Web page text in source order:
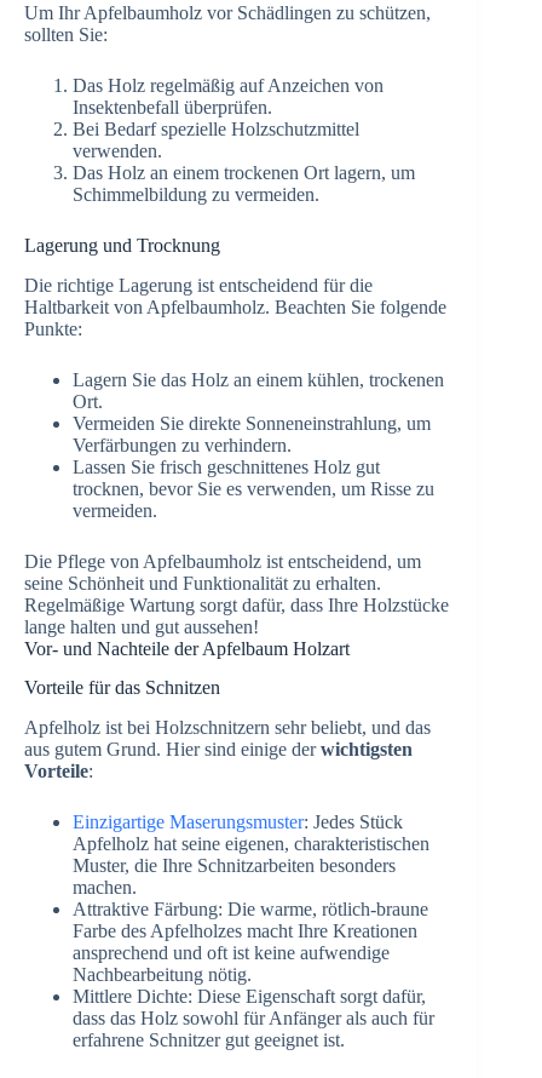
Um Ihr Apfelbaumholz vor Schädlingen zu schützen,
sollten Sie:
Das Holz regelmäßig auf Anzeichen von
Insektenbefall überprüfen.
Bei Bedarf spezielle Holzschutzmittel
verwenden.
Das Holz an einem trockenen Ort lagern, um
Schimmelbildung zu vermeiden.
Lagerung und Trocknung
Die richtige Lagerung ist entscheidend für die
Haltbarkeit von Apfelbaumholz. Beachten Sie folgende
Punkte:
Lagern Sie das Holz an einem kühlen, trockenen
Ort.
Vermeiden Sie direkte Sonneneinstrahlung, um
Verfärbungen zu verhindern.
Lassen Sie frisch geschnittenes Holz gut
trocknen, bevor Sie es verwenden, um Risse zu
vermeiden.
Die Pflege von Apfelbaumholz ist entscheidend, um
seine Schönheit und Funktionalität zu erhalten.
Regelmäßige Wartung sorgt dafür, dass Ihre Holzstücke
lange halten und gut aussehen!
Vor- und Nachteile der Apfelbaum Holzart
Vorteile für das Schnitzen
Apfelholz ist bei Holzschnitzern sehr beliebt, und das
aus gutem Grund. Hier sind einige derwichtigsten
Vorteile:
Einzigartige Maserungsmuster: Jedes Stück
Apfelholz hat seine eigenen, charakteristischen
Muster, die Ihre Schnitzarbeiten besonders
machen.
Attraktive Färbung: Die warme, rötlich-braune
Farbe des Apfelholzes macht Ihre Kreationen
ansprechend und oft ist keine aufwendige
Nachbearbeitung nötig.
Mittlere Dichte: Diese Eigenschaft sorgt dafür,
dass das Holz sowohl für Anfänger als auch für
erfahrene Schnitzer gut geeignet ist.